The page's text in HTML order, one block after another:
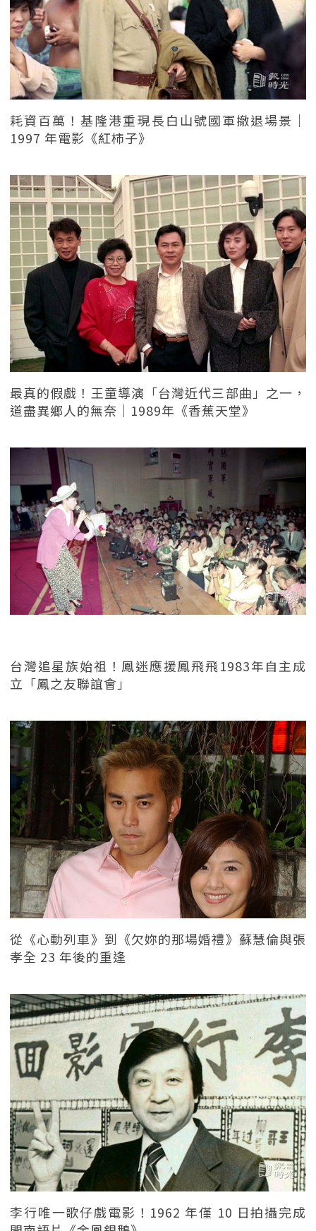
耗資百萬！基隆港重現長白山號國軍撤退場景｜
1997 年電影《紅柿子》
最真的假戲！王童導演「台灣近代三部曲」之一，
道盡異鄉人的無奈｜1989年《香蕉天堂》
台灣追星族始祖！鳳迷應援鳳飛飛1983年自主成
立「鳳之友聯誼會」
從《心動列車》到《欠妳的那場婚禮》蘇慧倫與張
孝全 23 年後的重逢
李行唯一歌仔戲電影！1962 年僅 10 日拍攝完成